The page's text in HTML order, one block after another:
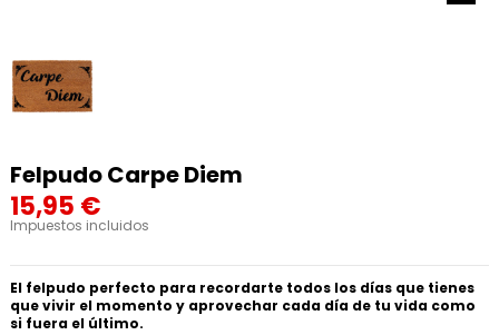
Felpudo Carpe Diem
15,95 €
Impuestos incluidos
El felpudo perfecto para recordarte todos los días que tienes
que vivir el momento y aprovechar cada día de tu vida como
si fuera el último.